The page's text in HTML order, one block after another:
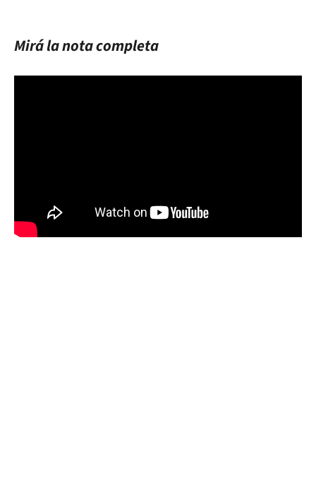
Mirá la nota completa